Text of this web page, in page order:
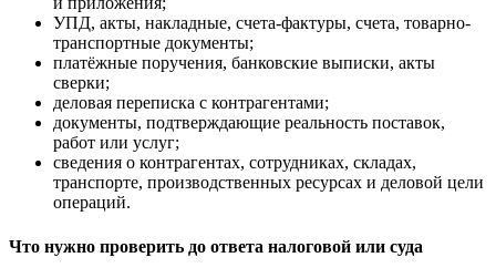
УПД, акты, накладные, счета-фактуры, счета, товарно-
транспортные документы;
платёжные поручения, банковские выписки, акты
сверки;
деловая переписка с контрагентами;
документы, подтверждающие реальность поставок,
работ или услуг;
сведения о контрагентах, сотрудниках, складах,
транспорте, производственных ресурсах и деловой цели
операций.
Что нужно проверить до ответа налоговой или суда